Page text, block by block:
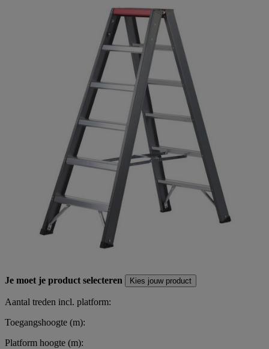
Je moet je product selecteren Kies jouw product
Aantal treden incl. platform:
Toegangshoogte (m):
Platform hoogte (m):